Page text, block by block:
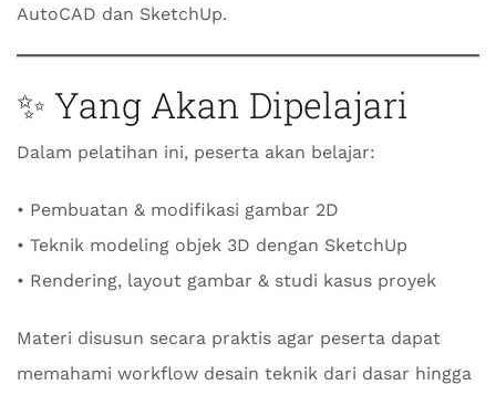
AutoCAD dan SketchUp.
✨ Yang Akan Dipelajari
Dalam pelatihan ini, peserta akan belajar:
• Pembuatan & modifikasi gambar 2D
• Teknik modeling objek 3D dengan SketchUp
• Rendering, layout gambar & studi kasus proyek
Materi disusun secara praktis agar peserta dapat
memahami workflow desain teknik dari dasar hingga